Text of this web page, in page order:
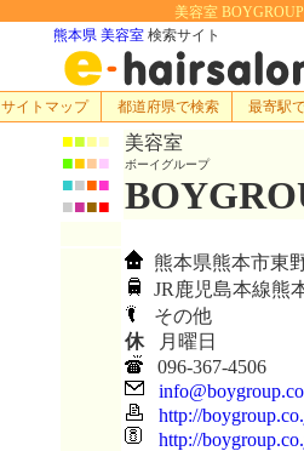
美容室
熊本県 美容室 検索サイト
サイトマップ 都道府県で検索 最寄駅
■■■■
■■■■
■■■■
■■■■
美容室
ボーイグループ
熊本県熊本市東
JR鹿児島本線熊
その他
休月曜日
096-367-4506
http://
http://